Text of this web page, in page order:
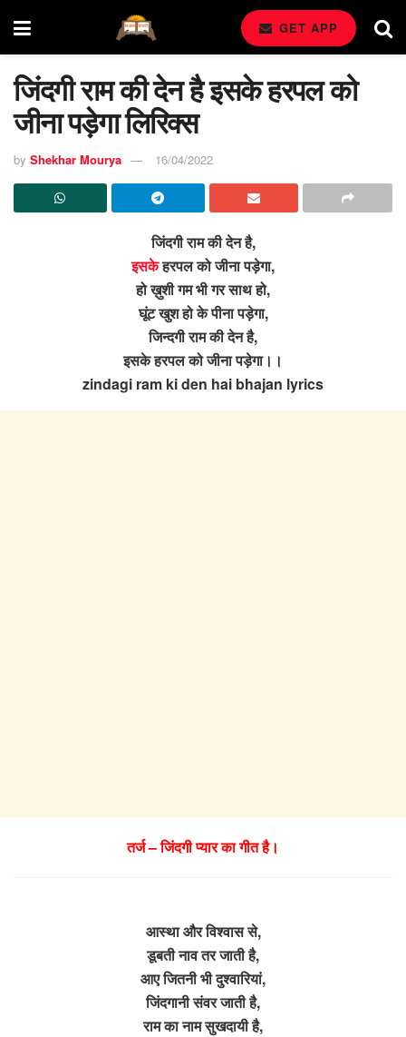
GET APP
जिंदगी राम की देन है इसके हरपल को
जीना पड़ेगा लिरिक्स
by Shekhar Mourya 16/04/2022
जिंदगी राम की देन है,
इसकेहरपल को जीना पड़ेगा,
हो ख़ुशी गम भी गर साथ हो,
घूंट खुश हो के पीना पड़ेगा,
जिन्दगी राम की देन है,
इसके हरपल को जीना पड़ेगा।।
zindagi ram ki den hai bhajan lyrics
तर्ज – जिंदगी प्यार का गीत है।
आस्था और विश्वास से,
डूबती नाव तर जाती है,
आए जितनी भी दुश्वारियां,
जिंदगानी संवर जाती है,
राम का नाम सुखदायी है,